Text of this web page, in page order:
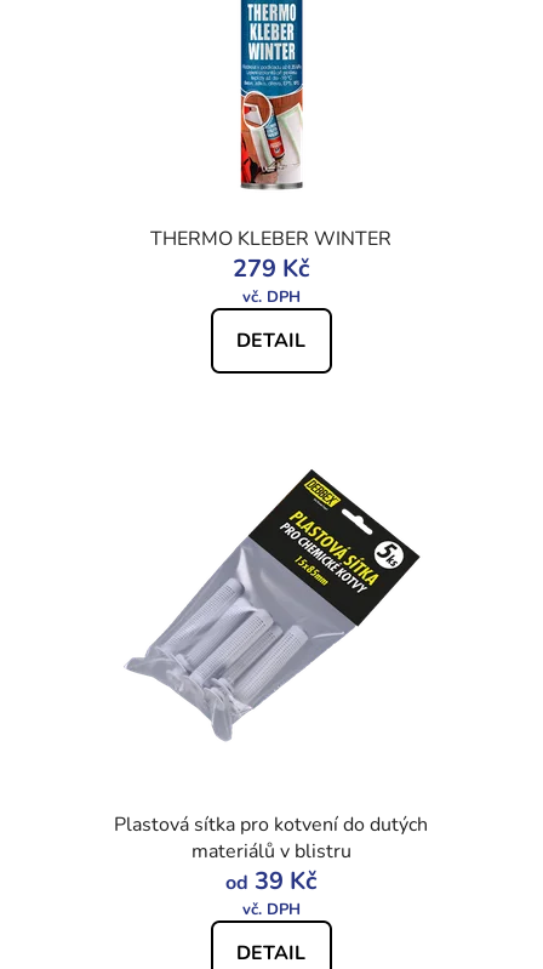
THERMO KLEBER WINTER
279 Kč
DETAIL
Plastová sítka pro kotvení do dutých
materiálů v blistru
od 39 Kč
DETAIL